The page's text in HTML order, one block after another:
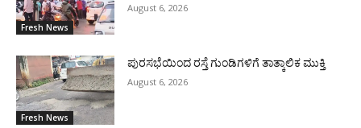
Fresh News
August 6, 2026
Fresh News
ಪುರಸಭೆಯಿಂದ ರಸ್ತೆ ಗುಂಡಿಗಳಿಗೆ ತಾತ್ಕಾಲಿಕ ಮುಕ್ತಿ
August 6, 2026